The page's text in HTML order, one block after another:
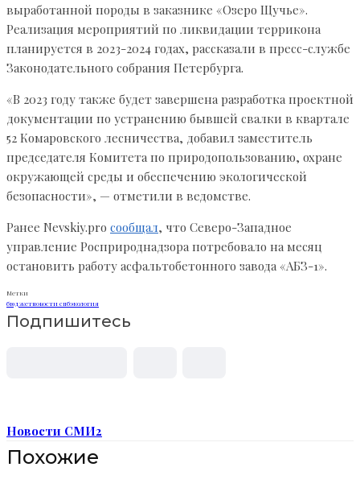
выработанной породы в заказнике «Озеро Щучье».
Реализация мероприятий по ликвидации террикона
планируется в 2023-2024 годах, рассказали в пресс-службе
Законодательного собрания Петербурга.
«В 2023 году также будет завершена разработка проектной
документации по устранению бывшей свалки в квартале
52 Комаровского лесничества, добавил заместитель
председателя Комитета по природопользованию, охране
окружающей среды и обеспечению экологической
безопасности», — отметили в ведомстве.
Ранее Nevskiy.pro сообщал, что Северо-Западное
управление Росприроднадзора потребовало на месяц
остановить работу асфальтобетонного завода «АБЗ-1».
Метки
бюджетновости спбэкология
Подпишитесь
Новости СМИ2
Похожие